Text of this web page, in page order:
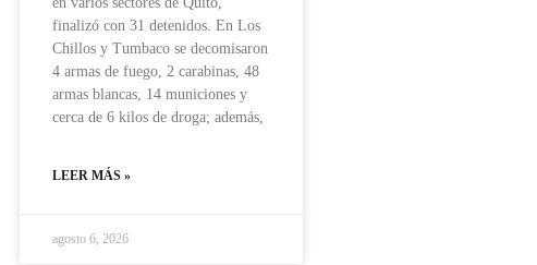
finalizó con 31 detenidos. En Los
Chillos y Tumbaco se decomisaron
4 armas de fuego, 2 carabinas, 48
armas blancas, 14 municiones y
cerca de 6 kilos de droga; además,
LEER MÁS »
agosto 6, 2026